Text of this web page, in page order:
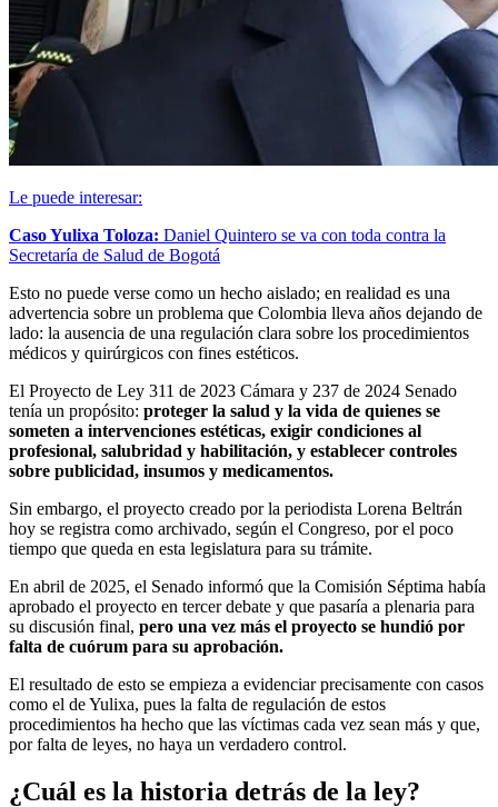
Le puede interesar:
Caso Yulixa Toloza: Daniel Quintero se va con toda contra la
Secretaría de Salud de Bogotá
Esto no puede verse como un hecho aislado; en realidad es una
advertencia sobre un problema que Colombia lleva años dejando de
lado: la ausencia de una regulación clara sobre los procedimientos
médicos y quirúrgicos con fines estéticos.
El Proyecto de Ley 311 de 2023 Cámara y 237 de 2024 Senado
tenía un propósito: proteger la salud y la vida de quienes se
someten a intervenciones estéticas, exigir condiciones al
profesional, salubridad y habilitación, y establecer controles
sobre publicidad, insumos y medicamentos.
Sin embargo, el proyecto creado por la periodista Lorena Beltrán
hoy se registra como archivado, según el Congreso, por el poco
tiempo que queda en esta legislatura para su trámite.
En abril de 2025, el Senado informó que la Comisión Séptima había
aprobado el proyecto en tercer debate y que pasaría a plenaria para
su discusión final, pero una vez más el proyecto se hundió por
falta de cuórum para su aprobación.
El resultado de esto se empieza a evidenciar precisamente con casos
como el de Yulixa, pues la falta de regulación de estos
procedimientos ha hecho que las víctimas cada vez sean más y que,
por falta de leyes, no haya un verdadero control.
¿Cuál es la historia detrás de la ley?